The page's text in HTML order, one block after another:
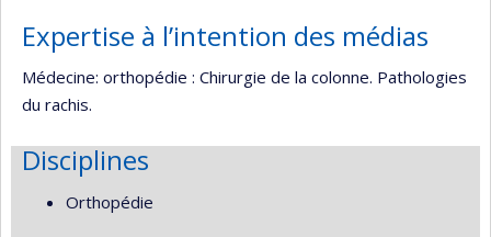
Expertise à l’intention des médias
Médecine: orthopédie : Chirurgie de la colonne. Pathologies
du rachis.
Disciplines
Orthopédie